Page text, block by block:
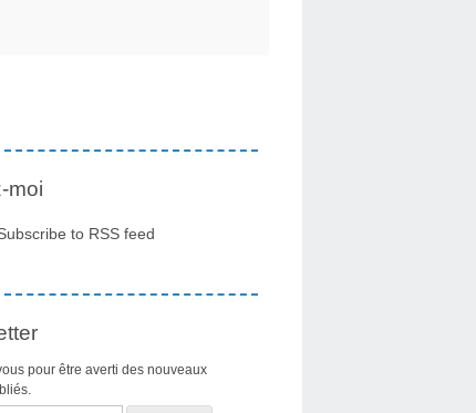
moi
to RSS feed
pour être averti des nouveaux